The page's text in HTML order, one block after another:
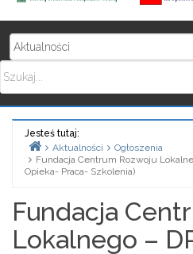
Jesteś tutaj:
Home
Aktualności
Ogłoszenia
Fundacja Centrum Rozwoju
Opieka- Praca- Szkolenia)
Fundacja
Lokalnego –